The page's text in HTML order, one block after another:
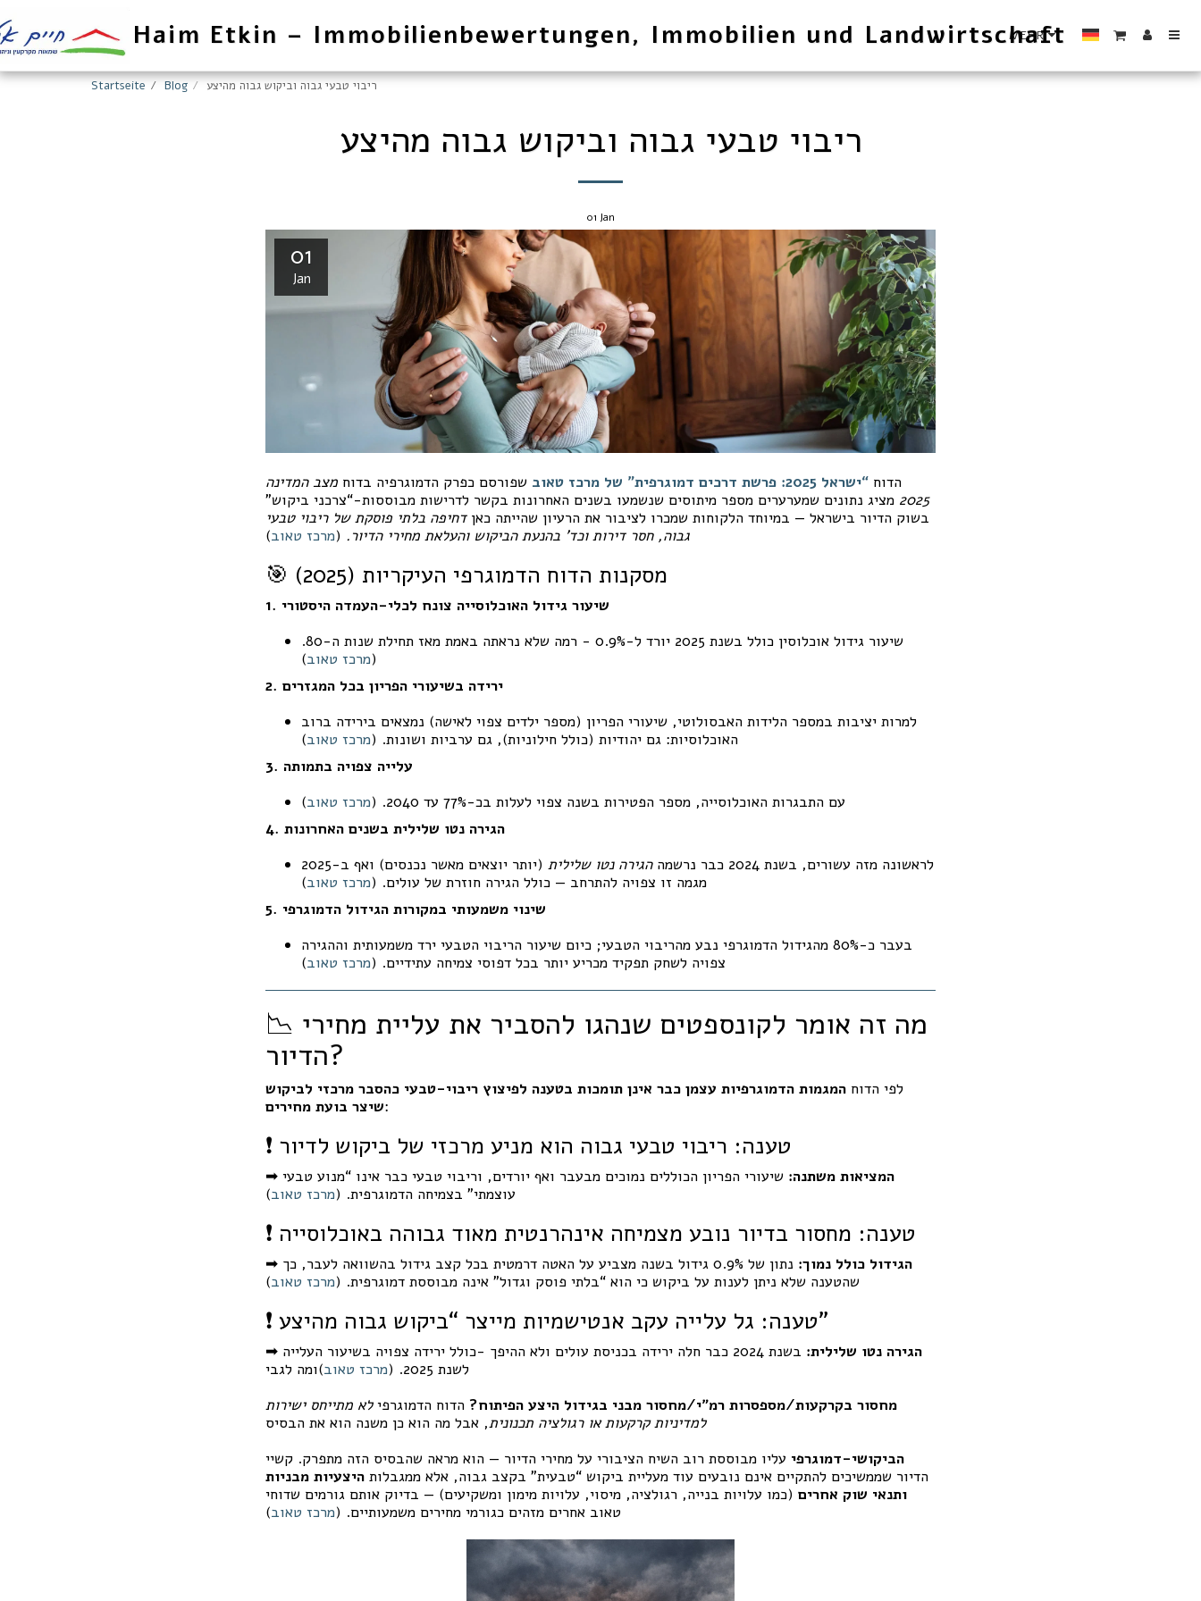
Haim Etkin – Immobilienbewertungen, Immobilien und Landwirtschaft
MEHR
Startseite Blog ריבוי טבעי גבוה וביקוש גבוה מהיצע
ריבוי טבעי גבוה וביקוש גבוה מהיצע
01 Jan
01
Jan
הדוח “ישראל 2025: פרשת דרכים דמוגרפית” של מרכז טאוב שפורסם כפרק הדמוגרפיה בדוח מצב המדינה
2025 מציג נתונים שמערערים מספר מיתוסים שנשמעו בשנים האחרונות בקשר לדרישות מבוססות-“צרכני ביקוש”
בשוק הדיור בישראל — במיוחד הלקוחות שמכרו לציבור את הרעיון שהייתה כאןדחיפה בלתי פוסקת של ריבוי טבעי
גבוה, חסר דירות וכד’ בהנעת הביקוש והעלאת מחירי הדיור. (מרכז טאוב)
🎯 מסקנות הדוח הדמוגרפי העיקריות (2025)
1. שיעור גידול האוכלוסייה צונח לכלי-העמדה היסטורי
שיעור גידול אוכלוסין כולל בשנת 2025 יורד ל-0.9% - רמה שלא נראתה באמת מאז תחילת שנות ה-80.
(מרכז טאוב)
2. ירידה בשיעורי הפריון בכל המגזרים
למרות יציבות במספר הלידות האבסולוטי, שיעורי הפריון (מספר ילדים צפוי לאישה) נמצאים בירידה ברוב
האוכלוסיות: גם יהודיות (כולל חילוניות), גם ערביות ושונות. (מרכז טאוב)
3. עלייה צפויה בתמותה
עם התבגרות האוכלוסייה, מספר הפטירות בשנה צפוי לעלות בכ-77% עד 2040. (
מרכז טאוב)
4. הגירה נטו שלילית בשנים האחרונות
לראשונה מזה עשורים, בשנת 2024 כבר נרשמה
הגירה נטו שלילית
(יותר יוצאים מאשר נכנסים) ואף ב-2025
מגמה זו צפויה להתרחב — כולל הגירה חוזרת של עולים. (מרכז טאוב)
5. שינוי משמעותי במקורות הגידול הדמוגרפי
בעבר כ-80% מהגידול הדמוגרפי נבע מהריבוי הטבעי; כיום שיעור הריבוי הטבעי ירד משמעותית וההגירה
צפויה לשחק תפקיד מכריע יותר בכל דפוסי צמיחה עתידיים. (מרכז טאוב)
📉 מה זה אומר לקונספטים שנהגו להסביר את עליית מחירי
הדיור?
לפי הדוח המגמות הדמוגרפיות עצמן כבר אינן תומכות בטענה לפיצוץ ריבוי-טבעי כהסבר מרכזי לביקוש
שיצר בועת מחירים:
❗ טענה: ריבוי טבעי גבוה הוא מניע מרכזי של ביקוש לדיור
➡ המציאות משתנה: שיעורי הפריון הכוללים נמוכים מבעבר ואף יורדים, וריבוי טבעי כבר אינו “מנוע טבעי
עוצמתי” בצמיחה הדמוגרפית. (מרכז טאוב)
❗ טענה: מחסור בדיור נובע מצמיחה אינהרנטית מאוד גבוהה באוכלוסייה
➡ הגידול כולל נמוך:
נתון של 0.9% גידול בשנה מצביע על האטה דרמטית בכל קצב גידול בהשוואה לעבר, כך
שהטענה שלא ניתן לענות על ביקוש כי הוא “בלתי פוסק וגדול” אינה מבוססת דמוגרפית. (מרכז טאוב)
❗ טענה: גל עלייה עקב אנטישמיות מייצר “ביקוש גבוה מהיצע”
➡ הגירה נטו שלילית:
בשנת 2024 כבר חלה ירידה בכניסת עולים ולא ההיפך -כולל ירידה צפויה בשיעור העלייה
לשנת 2025. (
מרכז טאוב
מחסור בקרקעות/מספסרות רמ״י/מחסור מבני בגידול היצע הפיתוח? הדוח הדמוגרפילא מתייחס ישירות
למדיניות קרקעות או רגולציה תכנונית, אבל מה הוא כן משנה הוא את הבסיס
הביקושי-דמוגרפי עליו מבוססת רוב השיח הציבורי על מחירי הדיור — הוא מראה שהבסיס הזה מתפרק. קשיי
הדיור שממשיכים להתקיים אינם נובעים עוד מעליית ביקוש “טבעית” בקצב גבוה, אלא ממגבלות היצעיות מבניות
ותנאי שוק אחרים (כמו עלויות בנייה, רגולציה, מיסוי, עלויות מימון ומשקיעים) — בדיוק אותם גורמים שדוחי
טאוב אחרים מזהים כגורמי מחירים משמעותיים. (מרכז טאוב)